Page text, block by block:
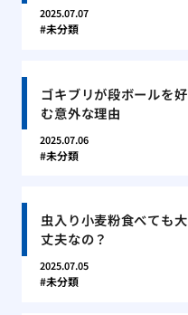
2025.07.07
未分類
ゴキブリが段ボールを好
む意外な理由
2025.07.06
未分類
虫入り小麦粉食べても大
丈夫なの？
2025.07.05
未分類